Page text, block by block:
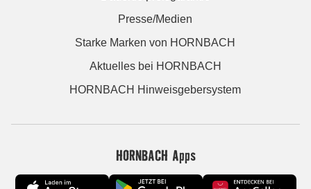
Presse/Medien
Starke Marken von HORNBACH
Aktuelles bei HORNBACH
HORNBACH Hinweisgebersystem
HORNBACH Apps